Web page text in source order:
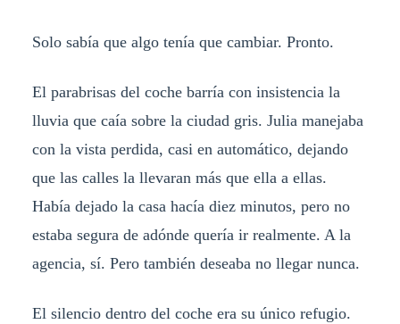
Solo sabía que algo tenía que cambiar. Pronto.
El parabrisas del coche barría con insistencia la
lluvia que caía sobre la ciudad gris. Julia manejaba
con la vista perdida, casi en automático, dejando
que las calles la llevaran más que ella a ellas.
Había dejado la casa hacía diez minutos, pero no
estaba segura de adónde quería ir realmente. A la
agencia, sí. Pero también deseaba no llegar nunca.
El silencio dentro del coche era su único refugio.